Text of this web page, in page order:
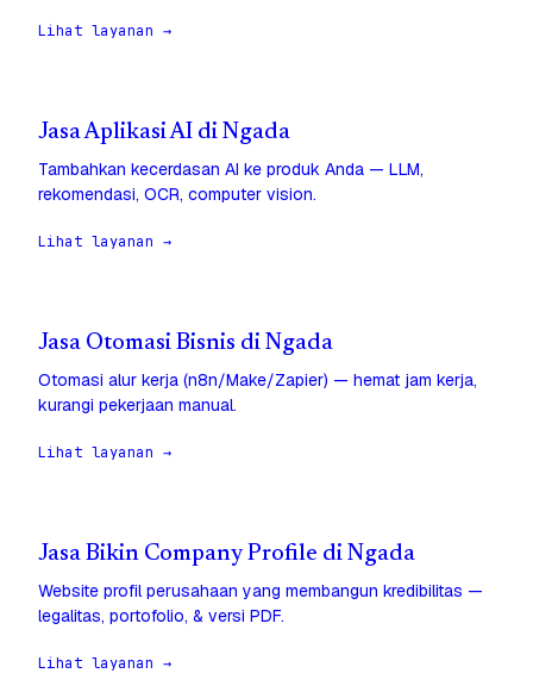
Lihat layanan →
Jasa Aplikasi AI di Ngada
Tambahkan kecerdasan AI ke produk Anda — LLM,
rekomendasi, OCR, computer vision.
Lihat layanan →
Jasa Otomasi Bisnis di Ngada
Otomasi alur kerja (n8n/Make/Zapier) — hemat jam kerja,
kurangi pekerjaan manual.
Lihat layanan →
Jasa Bikin Company Profile di Ngada
Website profil perusahaan yang membangun kredibilitas —
legalitas, portofolio, & versi PDF.
Lihat layanan →